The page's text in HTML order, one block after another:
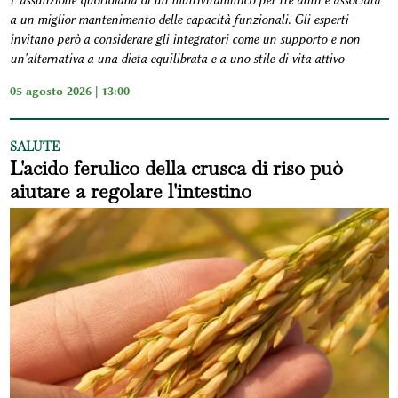
a un miglior mantenimento delle capacità funzionali. Gli esperti
invitano però a considerare gli integratori come un supporto e non
un'alternativa a una dieta equilibrata e a uno stile di vita attivo
05 agosto 2026 | 13:00
SALUTE
L'acido ferulico della crusca di riso può
aiutare a regolare l'intestino